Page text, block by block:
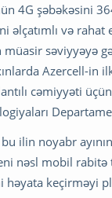
4G şəbəkəsini
əlçatımlı və
müasir səviyyəyə
Azercell-in
cəmiyyəti
ilin noyabr
nəsl mobil rabitə
həyata keçirməyi